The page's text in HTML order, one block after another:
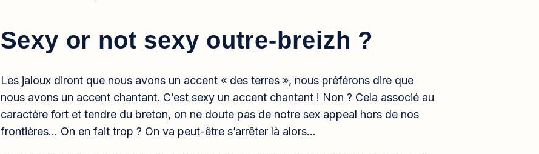
Sexy or not sexy outre-breizh ?
Les jaloux diront que nous avons un accent « des terres », nous préférons dire que
nous avons un accent chantant. C’est sexy un accent chantant ! Non ? Cela associé au
caractère fort et tendre du breton, on ne doute pas de notre sex appeal hors de nos
frontières… On en fait trop ? On va peut-être s’arrêter là alors…